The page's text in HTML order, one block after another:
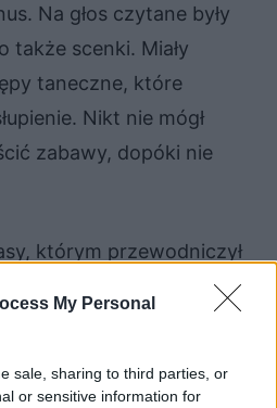
My Personal
sale, sharing to third parties, or
or sensitive information for
Na głos czytane były
także scenki. Miały
taneczne, które
Nikt nie mógł
zabawy, dopóki nie
którym przewodniczył
gladiatorów. Od tego
dzieliły ucztę od
straciła swoją